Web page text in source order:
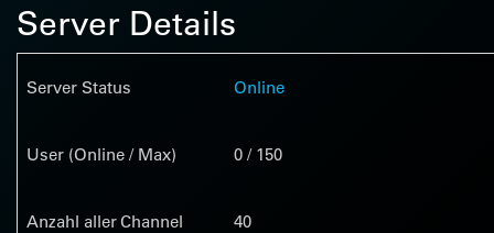
Server Details
Server Status Online
User (Online / Max) 0 / 150
Anzahl aller Channel 40